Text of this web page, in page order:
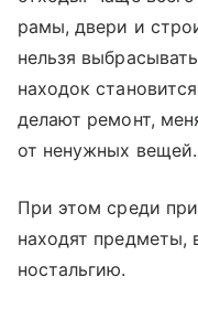
рамы, двери и
нельзя
находок
делают ремонт,
от ненужных вещей.
При этом среди
находят предметы,
ностальгию.